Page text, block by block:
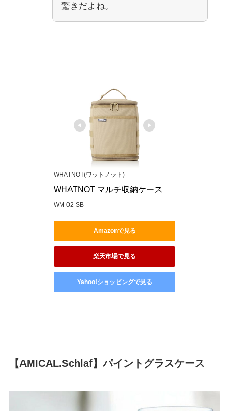
驚きだよね。
WHATNOT(ワットノット)
WHATNOT マルチ収納ケース
WM-02-SB
Amazonで見る
楽天市場で見る
Yahoo!ショッピングで見る
【AMICAL.Schlaf】パイントグラスケース